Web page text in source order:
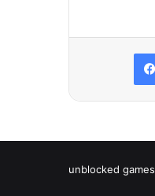
unblocked games